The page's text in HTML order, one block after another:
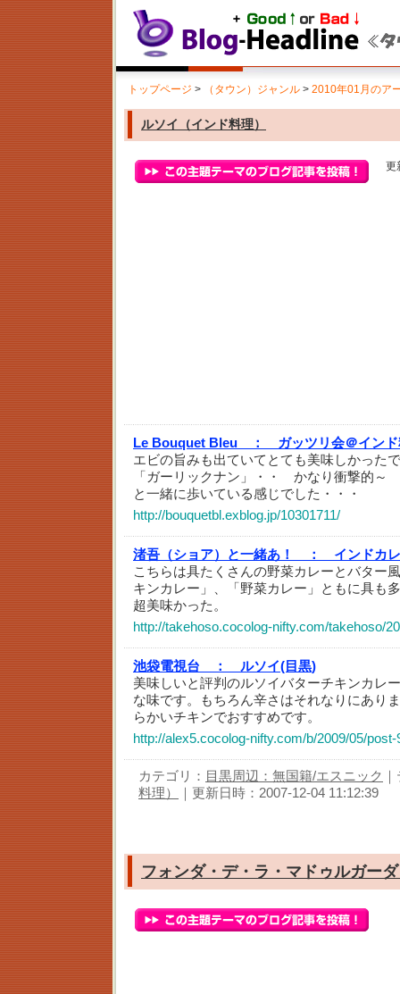
トップページ > （タウン）ジャンル > 2010年01月のア
ルソイ（インド料理）
更
Le Bouquet Bleu ：
ガッツリ会＠イン
エビの旨みも出ていてとても美味しかった
「ガーリックナン」・・ かなり衝撃的～
と一緒に歩いている感じでした・・・
http://bouquetbl.exblog.jp/10301711/
渚吾（ショア）と一緒あ！ ：
インドカ
こちらは具たくさんの野菜カレーとバター
キンカレー」、「野菜カレー」ともに具も
超美味かった。
http://takehoso.cocolog-nifty.com/takehoso/
池袋電視台 ：
ルソイ(目黒)
美味しいと評判のルソイバターチキンカレ
な味です。もちろん辛さはそれなりにあり
らかいチキンでおすすめです。
http://alex5.cocolog-nifty.com/b/2009/05/
カテゴリ： 目黒周辺：無国籍/エスニック
料理）
｜更新日時：2007-12-04 11:12:39
フォンダ・デ・ラ・マドゥルガー